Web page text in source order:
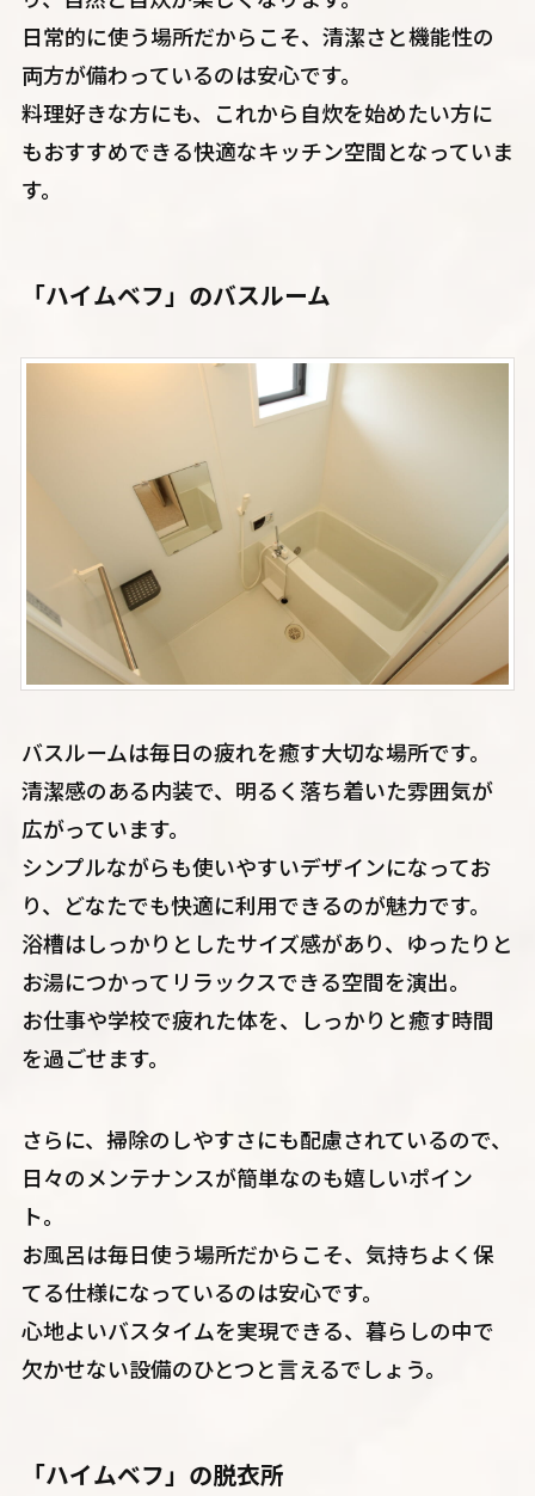
日常的に使う場所だからこそ、清潔さと機能性の
両方が備わっているのは安心です。
料理好きな方にも、これから自炊を始めたい方に
もおすすめできる快適なキッチン空間となっていま
す。
「ハイムベフ」のバスルーム
バスルームは毎日の疲れを癒す大切な場所です。
清潔感のある内装で、明るく落ち着いた雰囲気が
広がっています。
シンプルながらも使いやすいデザインになってお
り、どなたでも快適に利用できるのが魅力です。
浴槽はしっかりとしたサイズ感があり、ゆったりと
お湯につかってリラックスできる空間を演出。
お仕事や学校で疲れた体を、しっかりと癒す時間
を過ごせます。
さらに、掃除のしやすさにも配慮されているので、
日々のメンテナンスが簡単なのも嬉しいポイン
ト。
お風呂は毎日使う場所だからこそ、気持ちよく保
てる仕様になっているのは安心です。
心地よいバスタイムを実現できる、暮らしの中で
欠かせない設備のひとつと言えるでしょう。
「ハイムベフ」の脱衣所